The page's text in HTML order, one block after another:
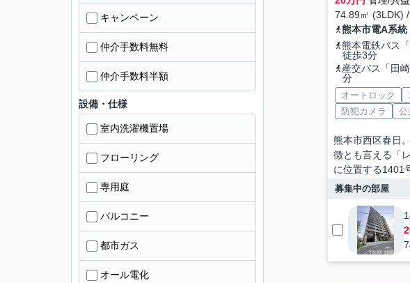
74.89㎡ (3LDK)
熊本市電A系統
熊本電鉄バス
徒歩3分
産交バス「田
分
オートロック
防犯カメラ
公
熊本市西区春日
徴とも言える「
に位置する1401
募集中の部屋
キャンペーン
仲介手数料無料
仲介手数料半額
設備・仕様
室内洗濯機置場
フローリング
専用庭
バルコニー
都市ガス
オール電化